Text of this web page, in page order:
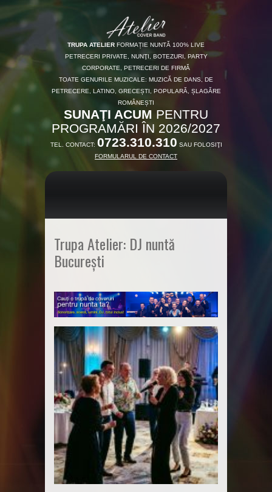
TRUPA ATELIER FORMAȚIE NUNTĂ 100% LIVE
PETRECERI PRIVATE, NUNŢI, BOTEZURI, PARTY
CORPORATE, PETRECERI DE FIRMĂ
TOATE GENURILE MUZICALE: MUZICĂ DE DANS, DE
PETRECERE, LATINO, GRECEȘTI, POPULARĂ, ȘLAGĂRE
ROMÂNEȘTI
SUNAŢI ACUM PENTRU
PROGRAMĂRI ÎN 2026/2027
TEL. CONTACT: 0723.310.310 SAU FOLOSIŢI
FORMULARUL DE CONTACT
Trupa Atelier: DJ nuntă
București